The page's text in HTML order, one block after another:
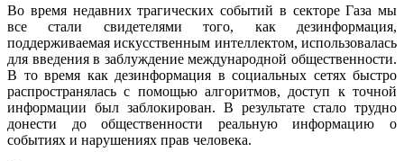
Во время недавних трагических событий в секторе Газа мы
все стали свидетелями того, как дезинформация,
поддерживаемая искусственным интеллектом, использовалась
для введения в заблуждение международной общественности.
В то время как дезинформация в социальных сетях быстро
распространялась с помощью алгоритмов, доступ к точной
информации был заблокирован. В результате стало трудно
донести до общественности реальную информацию о
событиях и нарушениях прав человека.